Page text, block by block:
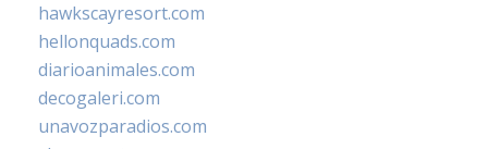
hawkscayresort.com
hellonquads.com
diarioanimales.com
decogaleri.com
unavozparadios.com